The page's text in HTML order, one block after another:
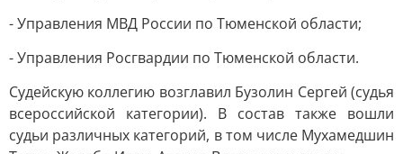
- Управления МВД России по Тюменской области;
- Управления Росгвардии по Тюменской области.
Судейскую коллегию возглавил Бузолин Сергей (судья
всероссийской категории). В состав также вошли
судьи различных категорий, в том числе Мухамедшин